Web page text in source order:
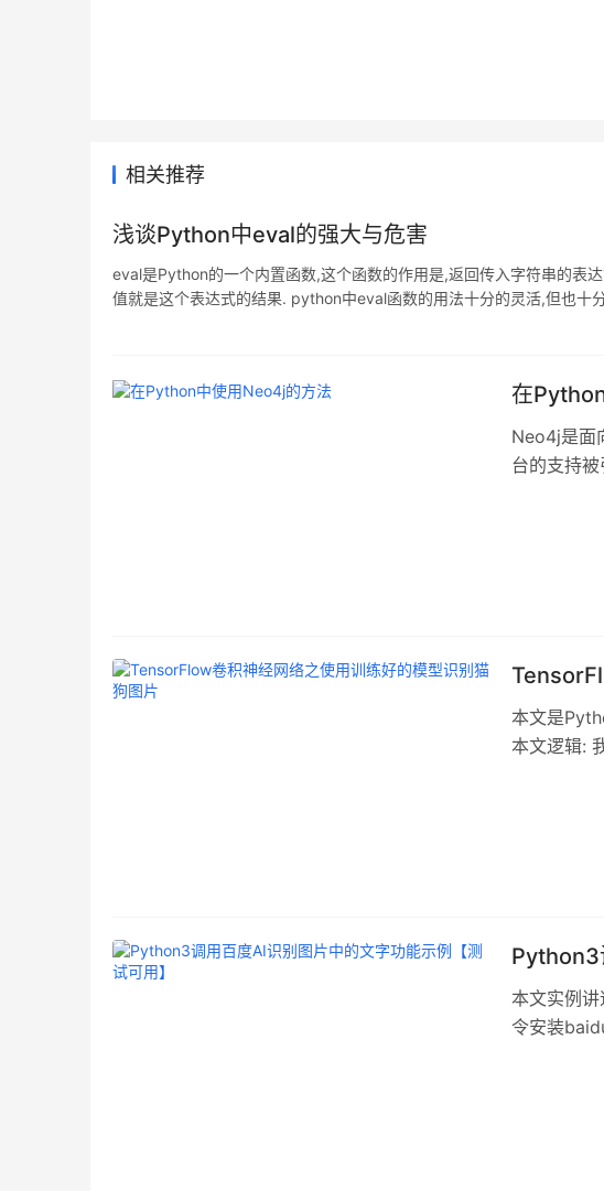
相关推荐
浅谈Python中eval的强大与危害
eval是Python的一个内置函数,这个函数的作用是,返回传入字符串的表
值就是这个表达式的结果. python中eval函数的用法十分的灵活,但也十
在
Neo4j是面
台的支持
本文是
本文逻辑:
Python3
本文实例
令安装